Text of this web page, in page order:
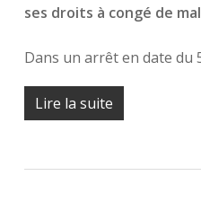
ses droits à congé de
Dans un arrêt en date du
Lire la suite